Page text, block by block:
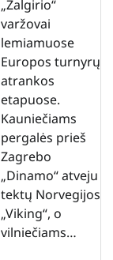
„Žalgirio“
varžovai
lemiamuose
Europos turnyrų
atrankos
etapuose.
Kauniečiams
pergalės prieš
Zagrebo
„Dinamo“ atveju
tektų Norvegijos
„Viking“, o
vilniečiams…